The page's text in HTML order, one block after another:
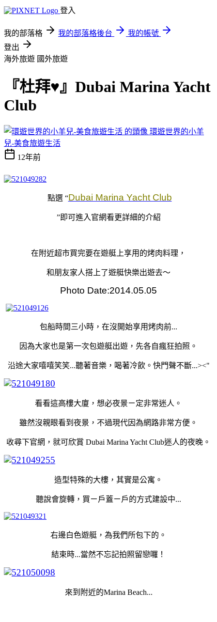
登入
我的部落格 我的部落格後台
我的帳號
登出
海外旅遊 國外旅遊
『杜拜♥』Dubai Marina Yacht
Club
環遊世界的小羊
兒-美食旅遊生活
12年前
點選 “Dubai Marina Yacht Club
”即可進入官網看更詳細的介紹
在附近超市買完要在遊艇上享用的烤肉料理，
和朋友家人搭上了遊艇快樂出遊去～
Photo Date:2014.05.05
包船時間三小時，在沒開始享用烤肉前...
因為大家也是第一次包遊艇出遊，先各自瘋狂拍照。
沿途大家嘻嘻笑笑...聽著音樂，喝著冷飲。快門聲不斷...><"
看看這高樓大廈，想必夜景ㄧ定非常迷人。
雖然沒親眼看到夜景，不過現代因為網路非常方便。
收尋下官網，就可欣賞 Dubai Marina Yacht Club迷人的夜晚。
造型特殊的大樓，其實是公寓。
聽說會旋轉，買ㄧ戶蓋ㄧ戶的方式建設中...
右邊白色遊艇，為我們所包下的。
結束時...當然不忘記拍照留戀囉！
來到附近的Marina Beach...